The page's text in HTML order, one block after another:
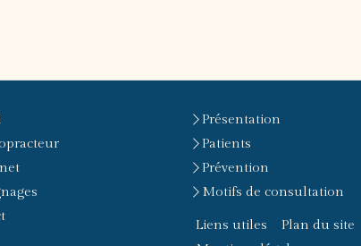
Présentation
Patients
Prévention
Motifs de consultation
Liens utiles
Plan du site